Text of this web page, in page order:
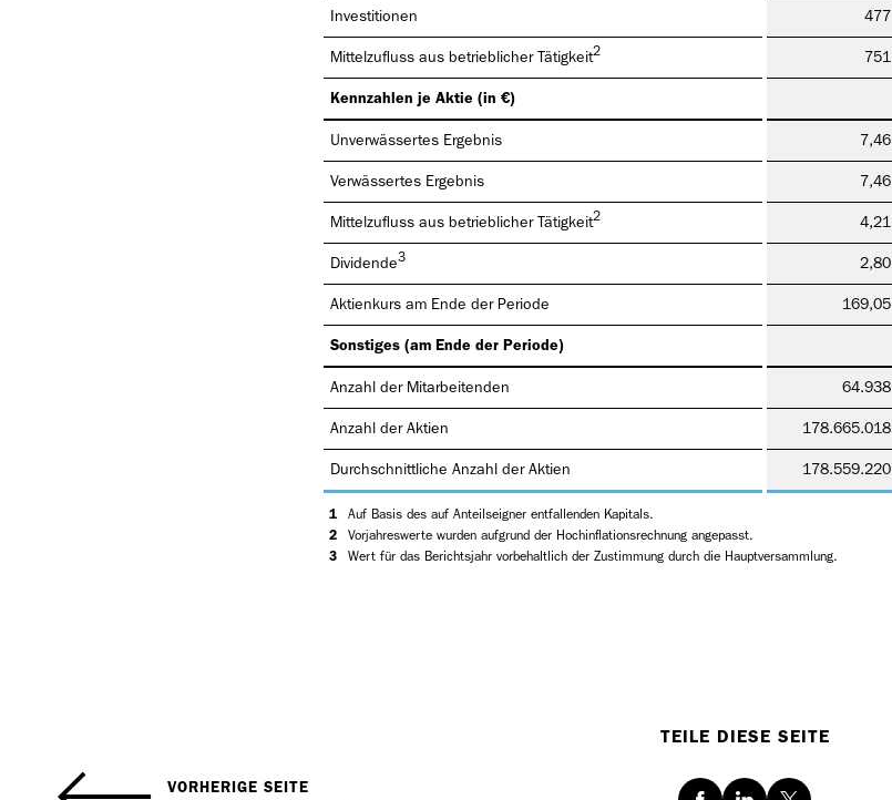
Investitionen 477
Mittelzufluss aus betrieblicher Tätigkeit2 751
Kennzahlen je Aktie (in €)
Unverwässertes Ergebnis 7,46
Verwässertes Ergebnis 7,46
Mittelzufluss aus betrieblicher Tätigkeit2 4,21
Dividende3 2,80
Aktienkurs am Ende der Periode 169,05
Sonstiges (am Ende der Periode)
Anzahl der Mitarbeitenden 64.938
Anzahl der Aktien 178.665.018
Durchschnittliche Anzahl der Aktien 178.559.220
1
Auf Basis des auf Anteilseigner entfallenden Kapitals.
2
Vorjahreswerte wurden aufgrund der Hochinflationsrechnung angepasst.
3
Wert für das Berichtsjahr vorbehaltlich der Zustimmung durch die Hauptversammlung.
TEILE DIESE SEITE
VORHERIGE SEITE